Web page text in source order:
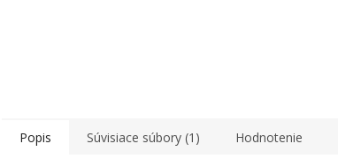
Popis Súvisiace súbory (1) Hodnotenie